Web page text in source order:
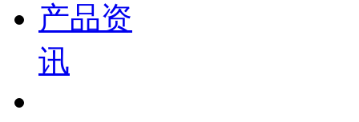
产品资
讯